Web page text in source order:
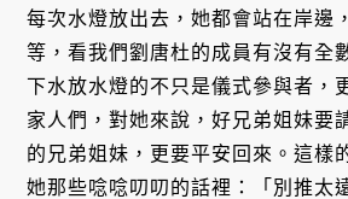
每次水燈放出去，她都會站在岸邊
等，看我們劉唐杜的成員有沒有全
下水放水燈的不只是儀式參與者，
家人們，對她來說，好兄弟姐妹要
的兄弟姐妹，更要平安回來。這樣
她那些唸唸叨叨的話裡：「別推太